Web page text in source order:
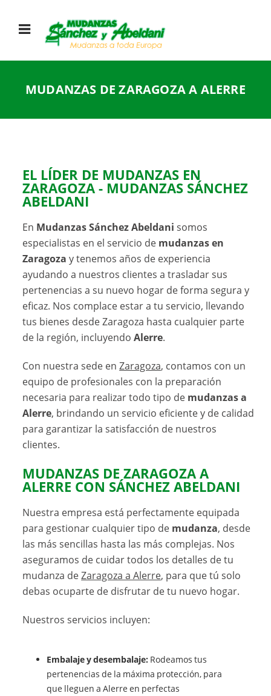
MUDANZAS DE ZARAGOZA A ALERRE
EL LÍDER DE MUDANZAS EN
ZARAGOZA - MUDANZAS SÁNCHEZ
ABELDANI
En Mudanzas Sánchez Abeldani somos
especialistas en el servicio de mudanzas en
Zaragoza y tenemos años de experiencia
ayudando a nuestros clientes a trasladar sus
pertenencias a su nuevo hogar de forma segura y
eficaz. Nos complace estar a tu servicio, llevando
tus bienes desde Zaragoza hasta cualquier parte
de la región, incluyendoAlerre.
Con nuestra sede enZaragoza, contamos con un
equipo de profesionales con la preparación
necesaria para realizar todo tipo de mudanzas a
Alerre, brindando un servicio eficiente y de calidad
para garantizar la satisfacción de nuestros
clientes.
MUDANZAS DE ZARAGOZA A
ALERRE CON SÁNCHEZ ABELDANI
Nuestra empresa está perfectamente equipada
para gestionar cualquier tipo de mudanza, desde
las más sencillas hasta las más complejas. Nos
aseguramos de cuidar todos los detalles de tu
mudanza deZaragoza a Alerre, para que tú solo
debas ocuparte de disfrutar de tu nuevo hogar.
Nuestros servicios incluyen:
Embalaje y desembalaje: Rodeamos tus
pertenencias de la máxima protección, para
que lleguen a Alerre en perfectas